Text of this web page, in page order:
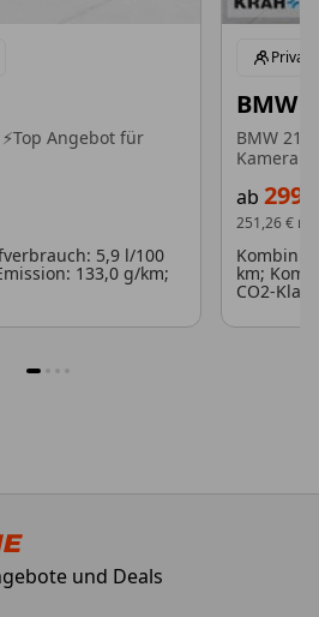
Angebot für
5,9 l/100
133,0 g/km;
BMW
BMW 216
Kamera -
ab
251,26 €
km;
CO2-
1
und Deals